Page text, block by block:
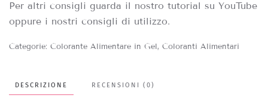
Per altri consigli guarda il nostro tutorial su YouTube
oppure i nostri consigli di utilizzo.
Categorie: Colorante Alimentare in Gel, Coloranti Alimentari
DESCRIZIONE RECENSIONI (0)